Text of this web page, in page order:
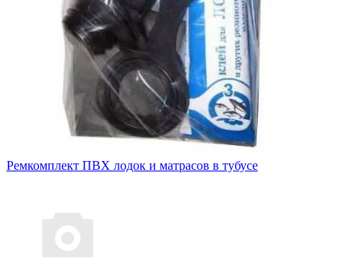
Ремкомплект ПВХ лодок и матрасов в тубусе